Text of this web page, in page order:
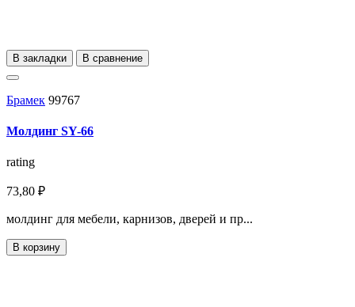
В закладки В сравнение
Брамек 99767
Молдинг SY-66
rating
73,80 ₽
молдинг для мебели, карнизов, дверей и пр...
В корзину